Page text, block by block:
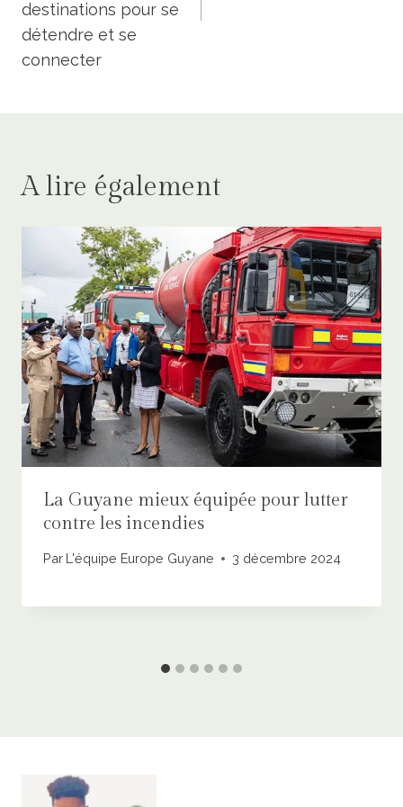
destinations pour se
détendre et se
connecter
A lire également
La Guyane mieux équipée pour lutter
contre les incendies
Par L'équipe Europe Guyane 3 décembre 2024